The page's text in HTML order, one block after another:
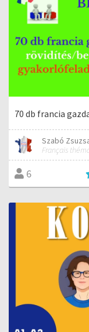
70 db francia
Szabó
Français
6